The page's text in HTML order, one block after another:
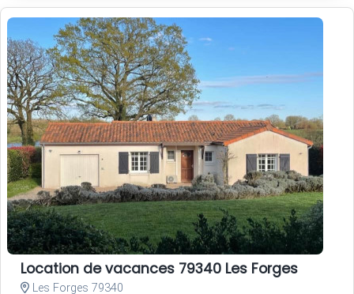
Location de vacances 79340 Les Forges
Les Forges 79340